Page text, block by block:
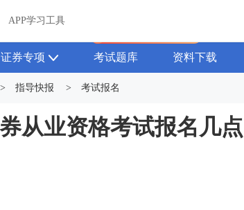
我们 帮助中心
APP学习工具
证券专项 考试题库 资料下载
> 指导快报 > 考试报名
从业资格考试报名几点